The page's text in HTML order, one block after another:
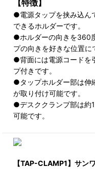
【特徴】
●電源タップを挟み込ん
できるホルダーです。
●ホルダーの向きを360
プの向きを好きな位置に
●背面には電源コードを
プ付きです。
●タップホルダー部は伸
が取り付け可能です。
●デスククランプ部は約
可能です。
【TAP-CLAMP1】サ